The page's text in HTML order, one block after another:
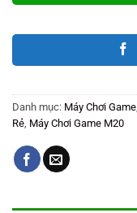
Danh mục: Máy Chơi Game
Rẻ Máy Chơi Game M20